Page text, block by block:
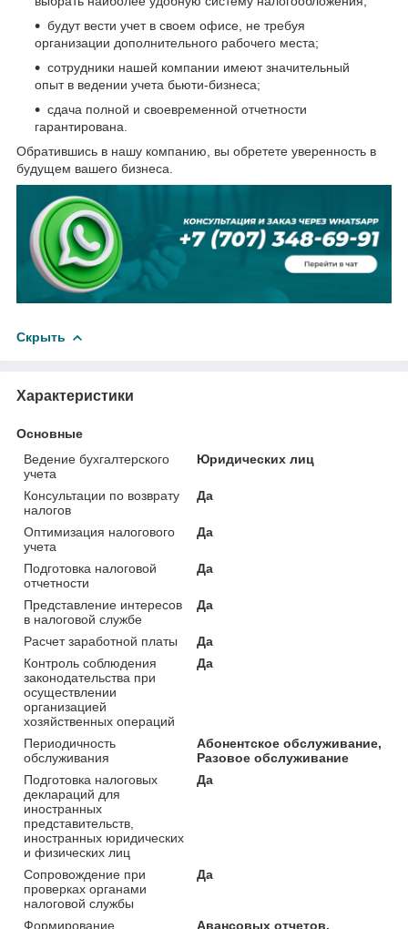
будут вести учет в своем офисе, не требуя
организации дополнительного рабочего места;
сотрудники нашей компании имеют значительный
опыт в ведении учета бьюти-бизнеса;
сдача полной и своевременной отчетности
гарантирована.
Обратившись в нашу компанию, вы обретете уверенность в
будущем вашего бизнеса.
Скрыть
Характеристики
Основные
Ведение бухгалтерского
учета
Юридических лиц
Консультации по возврату
налогов
Да
Оптимизация налогового
учета
Да
Подготовка налоговой
отчетности
Да
Представление интересов
в налоговой службе
Да
Расчет заработной платы
Да
Контроль соблюдения
законодательства при
осуществлении
организацией
хозяйственных операций
Да
Периодичность
обслуживания
Абонентское обслуживание,
Разовое обслуживание
Подготовка налоговых
деклараций для
иностранных
представительств,
иностранных юридических
и физических лиц
Да
Сопровождение при
проверках органами
налоговой службы
Да
Формирование
Авансовых отчетов,